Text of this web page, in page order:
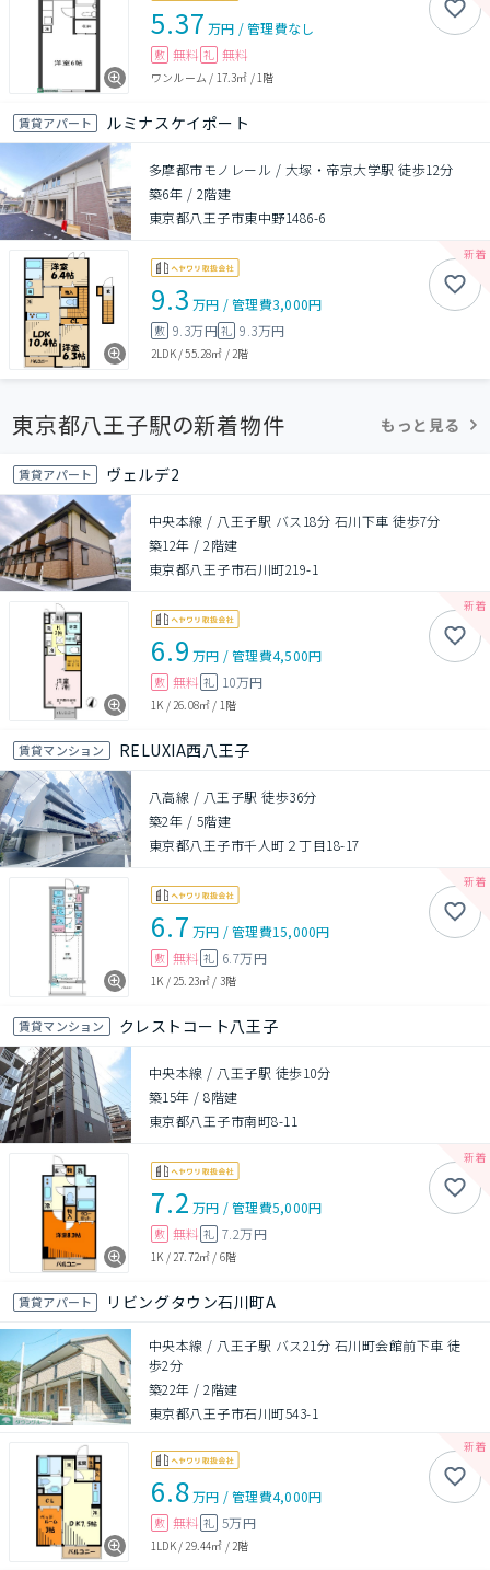
5.37 万円 /管理費なし
敷 無料 礼 無料
ワンルーム / 17.3㎡ /1階
賃貸アパート ルミナスケイポート
多摩都市モノレール / 大塚・帝京大学駅 徒歩12分
築6年 / 2階建
東京都八王子市東中野1486-6
9.3 万円 /管理費3,000円
敷 9.3万円礼 9.3万円
2LDK/55.28㎡ /2階
東京都八王子駅の新着物件 もっと見る
賃貸アパート ヴェルデ2
中央本線 / 八王子駅 バス18分 石川下車 徒歩7分
築12年 /2階建
東京都八王子市石川町219-1
6.9 万円 /管理費4,500円
敷 無料 礼 10万円
1K /26.08㎡ / 1階
賃貸マンション RELUXIA西八王子
八高線 / 八王子駅 徒歩36分
築2年 / 5階建
東京都八王子市千人町２丁目18-17
6.7 万円 /管理費15,000円
敷 無料 礼 6.7万円
1K /25.23㎡ / 3階
賃貸マンション クレストコート八王子
中央本線 / 八王子駅 徒歩10分
築15年 /8階建
東京都八王子市南町8-11
7.2 万円 /管理費5,000円
敷 無料 礼 7.2万円
1K /27.72㎡ / 6階
賃貸アパート リビングタウン石川町A
中央本線 / 八王子駅 バス21分 石川町会館前下車 徒
歩2分
築22年 /2階建
東京都八王子市石川町543-1
6.8万円 /管理費4,000円
敷 無料 礼 5万円
1LDK/29.44㎡ /2階